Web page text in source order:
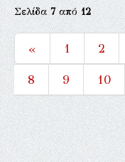
Σελίδα7από12
« 1 2
8
9 10